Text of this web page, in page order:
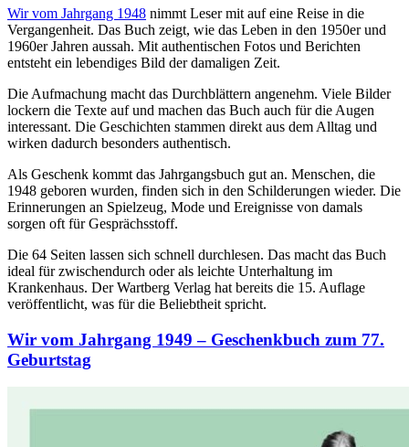
Wir vom Jahrgang 1948 nimmt Leser mit auf eine Reise in die
Vergangenheit. Das Buch zeigt, wie das Leben in den 1950er und
1960er Jahren aussah. Mit authentischen Fotos und Berichten
entsteht ein lebendiges Bild der damaligen Zeit.
Die Aufmachung macht das Durchblättern angenehm. Viele Bilder
lockern die Texte auf und machen das Buch auch für die Augen
interessant. Die Geschichten stammen direkt aus dem Alltag und
wirken dadurch besonders authentisch.
Als Geschenk kommt das Jahrgangsbuch gut an. Menschen, die
1948 geboren wurden, finden sich in den Schilderungen wieder. Die
Erinnerungen an Spielzeug, Mode und Ereignisse von damals
sorgen oft für Gesprächsstoff.
Die 64 Seiten lassen sich schnell durchlesen. Das macht das Buch
ideal für zwischendurch oder als leichte Unterhaltung im
Krankenhaus. Der Wartberg Verlag hat bereits die 15. Auflage
veröffentlicht, was für die Beliebtheit spricht.
Wir vom Jahrgang 1949 – Geschenkbuch zum 77.
Geburtstag